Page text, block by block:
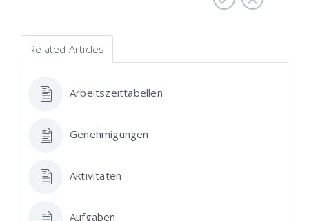
Related Articles
Аrbeitszeittabellen
Genehmigungen
Aktivitäten
Aufgaben